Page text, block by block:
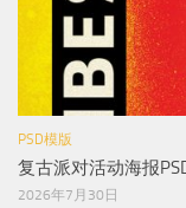
PSD模版
复古派对活动海报
2026年7月30日